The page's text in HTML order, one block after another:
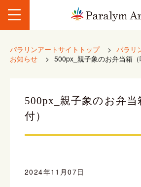
パラリンアートサイトトップ > パラリ
お知らせ
> 500px_親子象のお弁当箱（
500px_親子象のお弁当
付）
2024年11月07日